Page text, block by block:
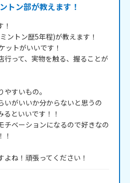
トン部が教えます！
ントン歴5年程)が教えます！
ットがいいです！
行って、実物を触る、握ることが
すいもの。
いがいいか分からないと思うの
といいです！！
チベーションになるので好きなの
！
ね！頑張ってください！